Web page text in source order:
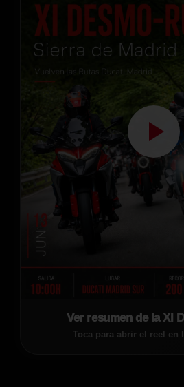
Ver resumen de la XI
Toca para abrir el reel en